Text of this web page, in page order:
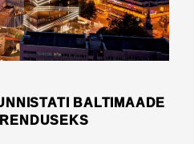
BALTIMAADE